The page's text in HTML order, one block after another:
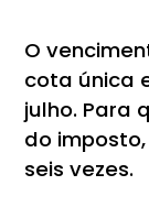
O
cota única
julho. Para
do
seis vezes.